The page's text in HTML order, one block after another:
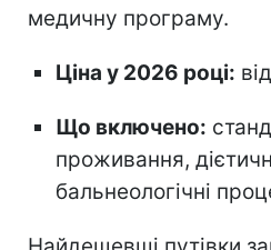
медичну програму.
Ціна у 2026 році: від
Що включено:
проживання,
бальнеологічні